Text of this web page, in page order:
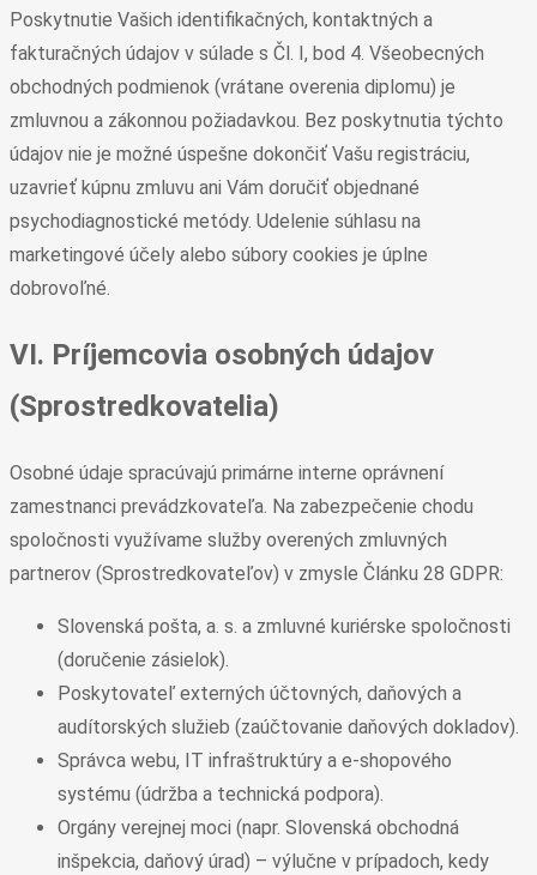
Poskytnutie Vašich identifikačných, kontaktných a
fakturačných údajov v súlade s Čl. I, bod 4. Všeobecných
obchodných podmienok (vrátane overenia diplomu) je
zmluvnou a zákonnou požiadavkou. Bez poskytnutia týchto
údajov nie je možné úspešne dokončiť Vašu registráciu,
uzavrieť kúpnu zmluvu ani Vám doručiť objednané
psychodiagnostické metódy. Udelenie súhlasu na
marketingové účely alebo súbory cookies je úplne
dobrovoľné.
VI. Príjemcovia osobných údajov
(Sprostredkovatelia)
Osobné údaje spracúvajú primárne interne oprávnení
zamestnanci prevádzkovateľa. Na zabezpečenie chodu
spoločnosti využívame služby overených zmluvných
partnerov (Sprostredkovateľov) v zmysle Článku 28 GDPR:
Slovenská pošta, a. s. a zmluvné kuriérske spoločnosti
(doručenie zásielok).
Poskytovateľ externých účtovných, daňových a
audítorských služieb (zaúčtovanie daňových dokladov).
Správca webu, IT infraštruktúry a e-shopového
systému (údržba a technická podpora).
Orgány verejnej moci (napr. Slovenská obchodná
inšpekcia, daňový úrad) – výlučne v prípadoch, kedy